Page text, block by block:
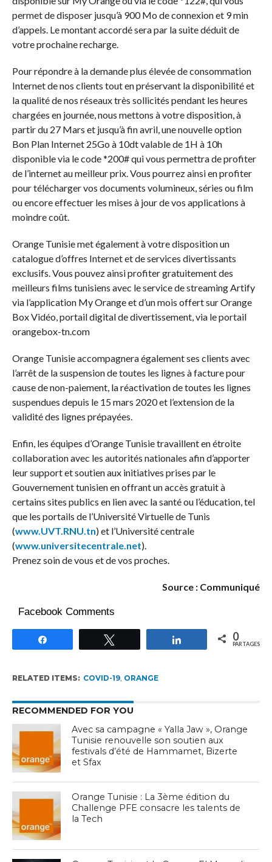
permet de disposer jusqu’à 900 Mo de connexion et 9 min
d’appels. Le montant accordé sera par la suite déduit de
votre prochaine recharge.
Pour répondre à la demande plus élevée de consommation
Internet de nos clients tout en préservant la disponibilité et
la qualité de nos réseaux très sollicités pendant les heures
chargées en journée, nous mettons à votre disposition, à
partir du 27 Mars et jusqu’à fin avril, une nouvelle option
Bon Plan Internet 25Go à 10dt valable de 1H à 10h
disponible via le code *200# qui vous permettra de profiter
de l’internet au meilleur prix. Vous pourrez ainsi en profiter
pour télécharger vos documents volumineux, séries ou film
ou encore effectuer les mises à jour de vos applications à
moindre coût.
Orange Tunisie met également à votre disposition un
catalogue d’offres Internet et de services divertissants
exclusifs. Vous pouvez ainsi profiter gratuitement des
meilleurs films tunisiens avec le service de streaming Artify
via l’application My Orange et d’un mois offert sur Orange
Box Vidéo, portail digital de divertissement, via le portail
orangebox-tn.com
Orange Tunisie accompagnera également ses clients avec
l’arrêt de la suspension de toutes les lignes à facture pour
cause de non-paiement, la réactivation de toutes les lignes
suspendues depuis le 15 mars 2020 et l’extension de la
validité des lignes prépayées.
Enfin, les équipes d’Orange Tunisie travaillent en étroite
collaboration avec les autorités nationales afin d’apporter
leur support et soutien aux initiatives prises par le
Gouvernement tunisien en offrant un accès gratuit à
certains sites publics en lien avec la santé ou l’éducation, tel
que les portails de l’Université Virtuelle de Tunis
(www.UVT.RNU.tn) et l’Université centrale
(www.universitecentrale.net).
Prenez soin de vous et de vos proches.
Source : Communiqué
Facebook Comments
Partagez 0
PARTAGES
RELATED ITEMS: COVID-19, ORANGE
RECOMMENDED FOR YOU
Avec sa campagne « Yalla Jaw », Orange
Tunisie renouvelle son soutien aux
festivals d’été de Hammamet, Bizerte
et Sfax
Orange Tunisie : La 3ème édition du
Challenge PFE consacre les talents de
la Tech